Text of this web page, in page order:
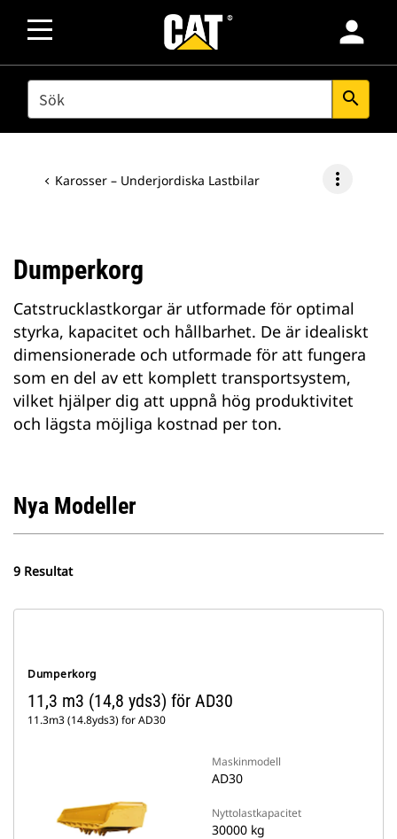
person
SEARCH search
Karosser – Underjordiska Lastbilar more_vert
Dumperkorg
Catstrucklastkorgar är utformade för optimal
styrka, kapacitet och hållbarhet. De är idealiskt
dimensionerade och utformade för att fungera
som en del av ett komplett transportsystem,
vilket hjälper dig att uppnå hög produktivitet
och lägsta möjliga kostnad per ton.
Nya Modeller
9 Resultat
Dumperkorg
11,3 m3 (14,8 yds3) för AD30
11.3m3 (14.8yds3) for AD30
Maskinmodell
AD30
Nyttolastkapacitet
30000 kg